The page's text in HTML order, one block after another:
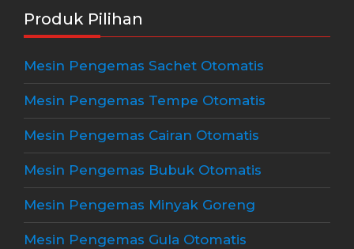
Produk Pilihan
Mesin Pengemas Sachet Otomatis
Mesin Pengemas Tempe Otomatis
Mesin Pengemas Cairan Otomatis
Mesin Pengemas Bubuk Otomatis
Mesin Pengemas Minyak Goreng
Mesin Pengemas Gula Otomatis